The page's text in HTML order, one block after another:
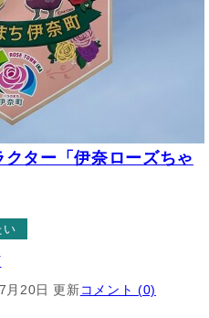
ター「伊奈ローズちゃ
い
月20日 更新コメント (0)